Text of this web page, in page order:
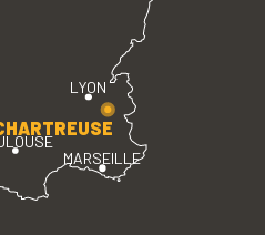
LYON
MARSEILLE